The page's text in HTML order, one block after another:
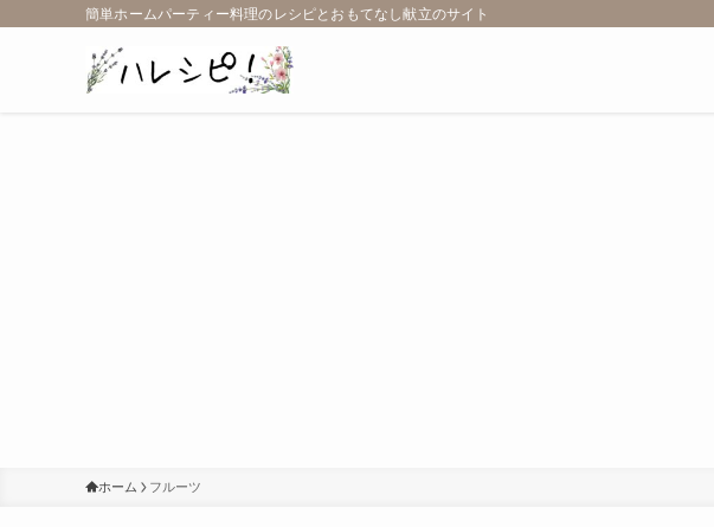
簡単ホームパーティー料理のレシピとおもてなし献立のサイト
ホーム フルーツ